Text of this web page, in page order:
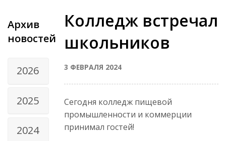
Архив
новостей
2026
2025
2024
Колледж встречал
школьников
3 ФЕВРАЛЯ 2024
Сегодня колледж пищевой
промышленности и коммерции
принимал гостей!